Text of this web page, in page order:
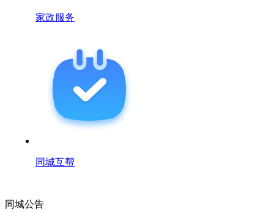
家政服务
同城互帮
同城公告